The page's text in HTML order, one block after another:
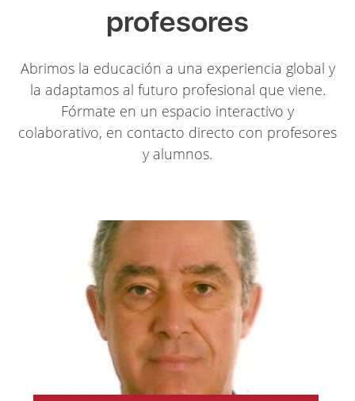
profesores
Abrimos la educación a una experiencia global y
la adaptamos al futuro profesional que viene.
Fórmate en un espacio interactivo y
colaborativo, en contacto directo con profesores
y alumnos.